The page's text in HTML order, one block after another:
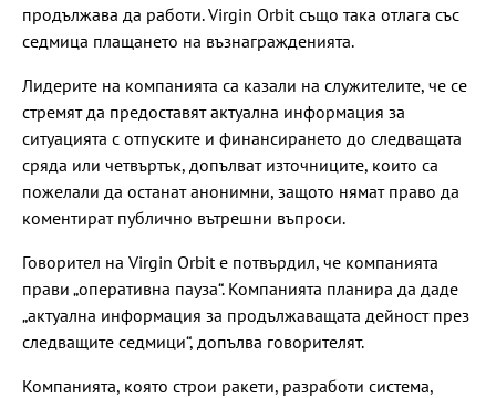
продължава да работи. Virgin Orbit също така отлага със
седмица плащането на възнагражденията.
Лидерите на компанията са казали на служителите, че се
стремят да предоставят актуална информация за
ситуацията с отпуските и финансирането до следващата
сряда или четвъртък, допълват източниците, които са
пожелали да останат анонимни, защото нямат право да
коментират публично вътрешни въпроси.
Говорител на Virgin Orbit е потвърдил, че компанията
прави „оперативна пауза“. Компанията планира да даде
„актуална информация за продължаващата дейност през
следващите седмици“, допълва говорителят.
Компанията, която строи ракети, разработи система,